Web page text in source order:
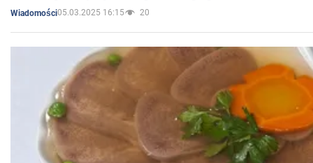
Wiadomości05.03.2025 16:15 20